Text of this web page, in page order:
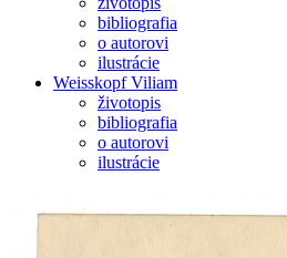
bibliografia
o autorovi
ilustrácie
Weisskopf Viliam
životopis
bibliografia
o autorovi
ilustrácie